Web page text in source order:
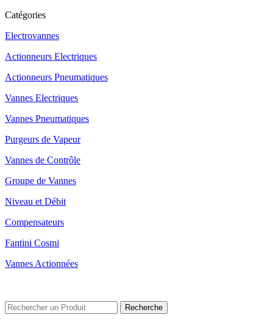
Catégories
Electrovannes
Actionneurs Electriques
Actionneurs Pneumatiques
Vannes Electriques
Vannes Pneumatiques
Purgeurs de Vapeur
Vannes de Contrôle
Groupe de Vannes
Niveau et Débit
Compensateurs
Fantini Cosmi
Vannes Actionnées
Recherche